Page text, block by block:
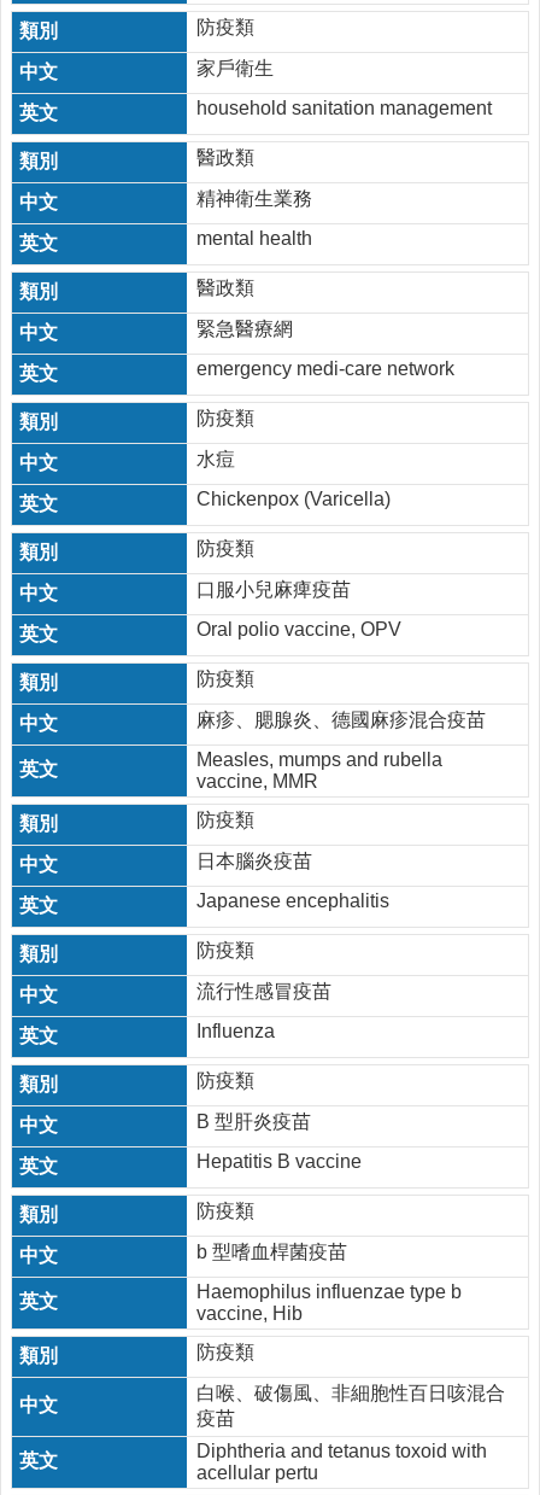
防疫類
家戶衛生
household sanitation management
醫政類
精神衛生業務
mental health
醫政類
緊急醫療網
emergency medi-care network
防疫類
水痘
Chickenpox (Varicella)
防疫類
口服小兒麻痺疫苗
Oral polio vaccine, OPV
防疫類
麻疹、腮腺炎、德國麻疹混合疫苗
Measles, mumps and rubella
vaccine, MMR
防疫類
日本腦炎疫苗
Japanese encephalitis
防疫類
流行性感冒疫苗
Influenza
防疫類
B 型肝炎疫苗
Hepatitis B vaccine
防疫類
b 型嗜血桿菌疫苗
Haemophilus influenzae type b
vaccine, Hib
防疫類
白喉、破傷風、非細胞性百日咳混合
疫苗
Diphtheria and tetanus toxoid with
acellular pertu